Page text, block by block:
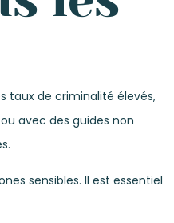
taux de criminalité élevés,
avec des guides non
sensibles. Il est essentiel